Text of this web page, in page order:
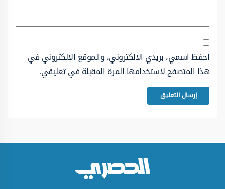
احفظ اسمي، بريدي الإلكتروني، والموقع الإلكتروني في
هذا المتصفح لاستخدامها المرة المقبلة في تعليقي.